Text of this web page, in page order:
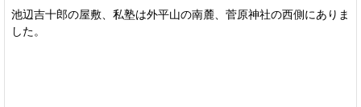
池辺吉十郎の屋敷、私塾は外平山の南麓、菅原神社の西側にありま
した。